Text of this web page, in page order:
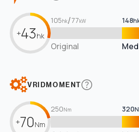
+43hk
105hk/77kW 148
Original
VRIDMOMENT
+70Nm
250Nm 320